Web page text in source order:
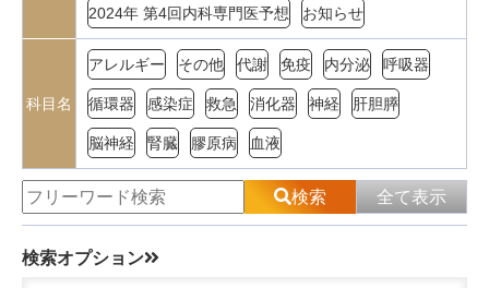
2024年 第4回内科専門医予想 お知らせ
科目名
アレルギー その他 代謝 免疫 内分泌 呼吸器
循環器 感染症 救急 消化器 神経 肝胆膵
脳神経 腎臓 膠原病 血液
検索 全て表示
検索オプション